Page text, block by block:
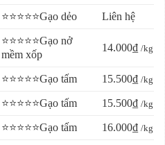
⭐⭐⭐⭐⭐Gạo dẻo Liên hệ
⭐⭐⭐⭐⭐Gạo nở
mềm xốp
14.000₫ /kg
⭐⭐⭐⭐⭐Gạo tấm 15.500₫ /kg
⭐⭐⭐⭐⭐Gạo tấm 15.500₫ /kg
⭐⭐⭐⭐⭐Gạo tấm 16.000₫ /kg